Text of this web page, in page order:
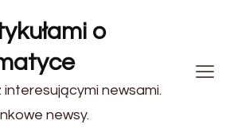
o
interesującymi newsami.
newsy.